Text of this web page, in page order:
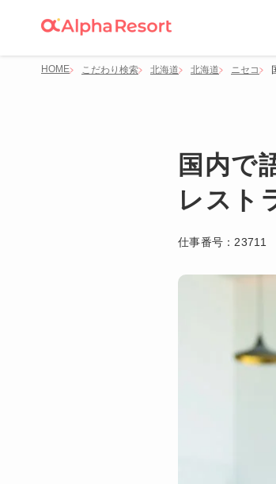
HOME こだわり検索 北海道 北海道 ニセコ
国内で
レスト
仕事番号： 23711